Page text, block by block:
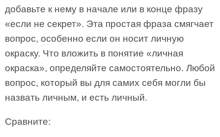
добавьте к нему в начале или в конце фразу
«если не секрет». Эта простая фраза смягчает
вопрос, особенно если он носит личную
окраску. Что вложить в понятие «личная
окраска», определяйте самостоятельно. Любой
вопрос, который вы для самих себя могли бы
назвать личным, и есть личный.
Сравните: